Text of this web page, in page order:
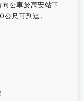
公車於萬安站下
尺可到達。